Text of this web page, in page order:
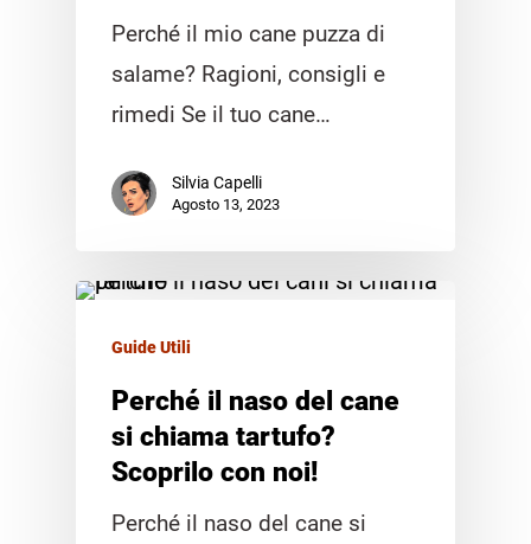
Perché il mio cane puzza di
salame? Ragioni, consigli e
rimedi Se il tuo cane…
Silvia Capelli
Agosto 13, 2023
Guide Utili
Perché il naso del cane
si chiama tartufo?
Scoprilo con noi!
Perché il naso del cane si